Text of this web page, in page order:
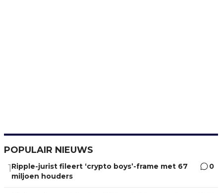
POPULAIR NIEUWS
1Ripple-jurist fileert ‘crypto boys’-frame met 67
miljoen houders
0